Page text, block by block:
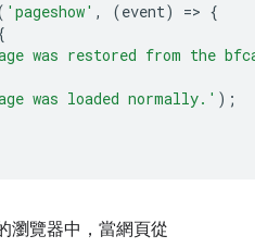
'pageshow' , (event) => {
was restored from the
was loaded normally.' );
瀏覽器中，當網頁從